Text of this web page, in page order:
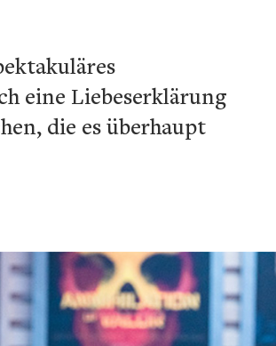
eine Liebeserklärung
die es überhaupt